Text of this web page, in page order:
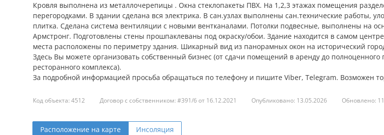
Кровля выполнена из металлочерепицы . Окна стеклопакеты ПВХ. На 1,2,3 этажах помещения
перегородками. В здании сделана вся электрика. В сан.узлах выполнены сан.технические работы,
плитка. Сделана система вентиляции с новыми вентканалами. Потолки подвесные, выполнены на
Армстронг. Подготовлены стены прошпаклеваны под окраску/обои. Здание находится в самом
места расположены по периметру здания. Шикарный вид из панорамных окон на исторический
Здесь Вы можете организовать собственный бизнес (от сдачи помещений в аренду до полноценного
ресторанного комплекса).
За подробной информацией просьба обращаться по телефону и пишите Viber, Telegram. Возможен
Код объекта: 4512 Договор с собственником: #391/6 от 16.12.2021 Опубликовано: 13.05.2026 Обновлено:
Расположение на карте Инсоляция